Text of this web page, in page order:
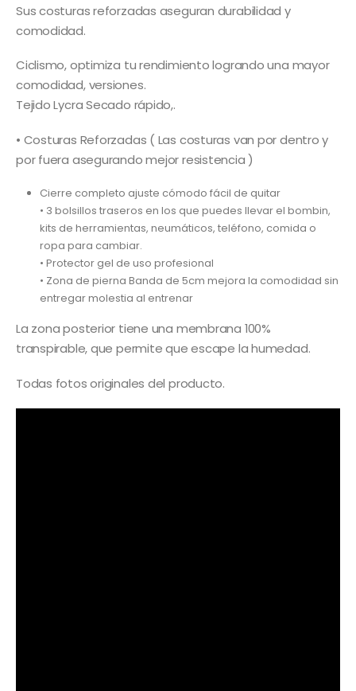
Sus costuras reforzadas aseguran durabilidad y
comodidad.
Ciclismo, optimiza tu rendimiento logrando una mayor
comodidad, versiones.
Tejido Lycra Secado rápido,.
• Costuras Reforzadas ( Las costuras van por dentro y
por fuera asegurando mejor resistencia )
Cierre completo ajuste cómodo fácil de quitar
• 3 bolsillos traseros en los que puedes llevar el bombin,
kits de herramientas, neumáticos, teléfono, comida o
ropa para cambiar.
• Protector gel de uso profesional
• Zona de pierna Banda de 5cm mejora la comodidad sin
entregar molestia al entrenar
La zona posterior tiene una membrana 100%
transpirable, que permite que escape la humedad.
Todas fotos originales del producto.